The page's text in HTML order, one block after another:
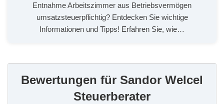
Entnahme Arbeitszimmer aus Betriebsvermögen
umsatzsteuerpflichtig? Entdecken Sie wichtige
Informationen und Tipps! Erfahren Sie, wie…
Bewertungen für Sandor Welcel
Steuerberater